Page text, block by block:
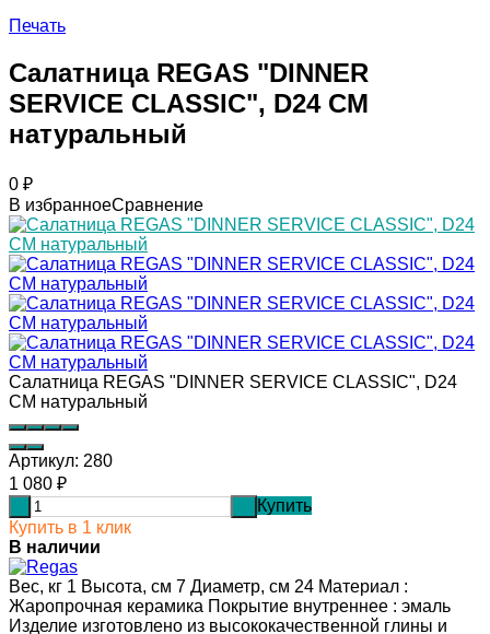
Печать
Салатница REGAS "DINNER
SERVICE CLASSIC", D24 СМ
натуральный
0 ₽
В избранноеСравнение
Салатница REGAS "DINNER SERVICE CLASSIC", D24
СМ натуральный
Артикул: 280
1 080 ₽
Купить
Купить в 1 клик
В наличии
Вес, кг 1 Высота, см 7 Диаметр, см 24 Материал :
Жаропрочная керамика Покрытие внутреннее : эмаль
Изделие изготовлено из высококачественной глины и